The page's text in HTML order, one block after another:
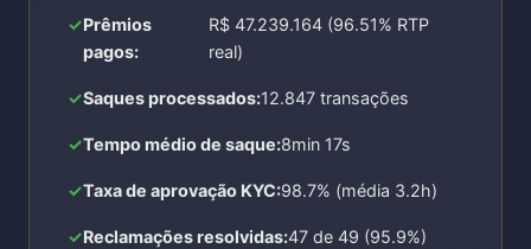
Prêmios
pagos:
R$ 47.239.164 (96.51% RTP
real)
Saques processados:12.847 transações
Tempo médio de saque:8min 17s
Taxa de aprovação KYC:98.7% (média 3.2h)
Reclamações resolvidas:47 de 49 (95.9%)